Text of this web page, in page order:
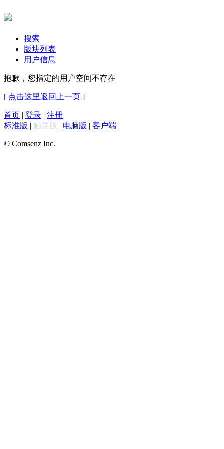
搜索
版块列表
用户信息
抱歉，您指定的用户空间不存在
[ 点击这里返回上一页 ]
首页 | 登录 | 注册
标准版 | 触屏版 | 电脑版 | 客户端
© Comsenz Inc.